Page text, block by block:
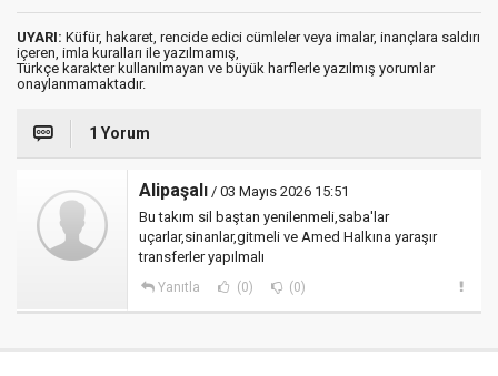
UYARI: Küfür, hakaret, rencide edici cümleler veya imalar, inançlara saldırı
içeren, imla kuralları ile yazılmamış,
Türkçe karakter kullanılmayan ve büyük harflerle yazılmış yorumlar
onaylanmamaktadır.
1 Yorum
Alipaşalı / 03 Mayıs 2026 15:51
Bu takım sil baştan yenilenmeli,saba'lar
uçarlar,sinanlar,gitmeli ve Amed Halkına yaraşır
transferler yapılmalı
Yanıtla (0) (0)